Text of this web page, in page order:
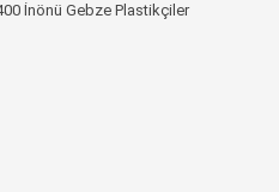
İnönü Gebze Plastikçiler